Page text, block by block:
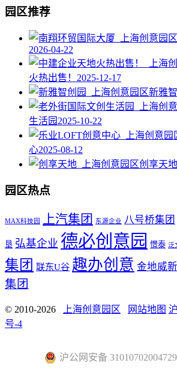
园区推荐
2026-04-22
火热出售！ 2025-12-17
新雅
生活园 2025-10-22
心2025-08-12
创享天地
园区热点
MAX科技园 上汽集团 东源企业 八号桥集团
垦 弘基企业 德必创意园 憬泰 泛
集团 联东U谷 趣办创意 金地威新
集团
© 2010-2026 上海创意园区 网站地图
号-4
沪公网安备